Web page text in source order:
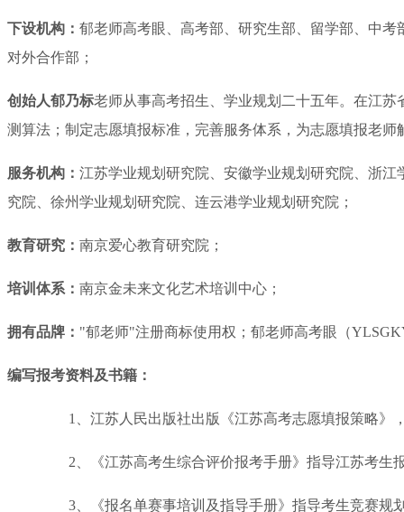
下设机构： 郁老师高考眼、高考部、研究生部、留学部、中
对外合作部；
创始人郁乃标老师从事高考招生、学业规划二十五年。在江
测算法；制定志愿填报标准，完善服务体系，为志愿填报老师
服务机构： 江苏学业规划研究院、安徽学业规划研究院、浙
究院、徐州学业规划研究院、连云港学业规划研究院；
教育研究： 南京爱心教育研究院；
培训体系： 南京金未来文化艺术培训中心；
拥有品牌： "郁老师"注册商标使用权；郁老师高考眼（
编写报考资料及书籍：
1、 江苏人民出版社出版 《江苏高考志愿填报策略
2、《江苏高考生综合评价报考手册》指导江苏考生报
3、《报名单赛事培训及指导手册》指导考生竞赛规划